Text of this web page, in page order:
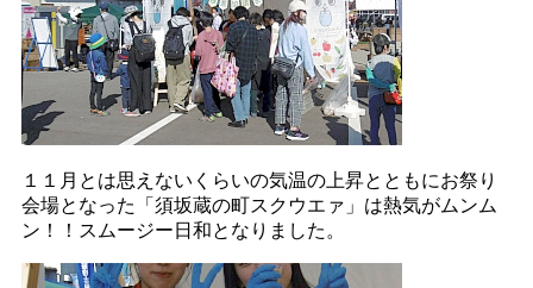
１１月とは思えないくらいの気温の上昇とともにお祭り
会場となった「須坂蔵の町スクウエァ」は熱気がムンム
ン！！スムージー日和となりました。